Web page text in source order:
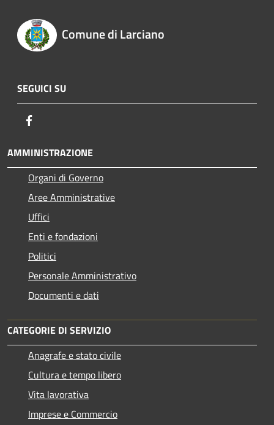
Comune di Larciano
SEGUICI SU
AMMINISTRAZIONE
Organi di Governo
Aree Amministrative
Uffici
Enti e fondazioni
Politici
Personale Amministrativo
Documenti e dati
CATEGORIE DI SERVIZIO
Anagrafe e stato civile
Cultura e tempo libero
Vita lavorativa
Imprese e Commercio